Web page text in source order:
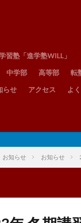
習塾「進学塾WILL」
中学部 高等部 転
らせ
アクセス よ
お知らせ お知らせ